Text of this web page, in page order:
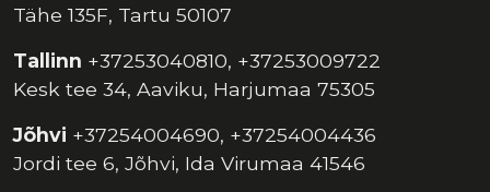
Tähe 135F, Tartu 50107
Tallinn +37253040810, +37253009722
Kesk tee 34, Aaviku, Harjumaa 75305
Jõhvi +37254004690, +37254004436
Jordi tee 6, Jõhvi, Ida Virumaa 41546